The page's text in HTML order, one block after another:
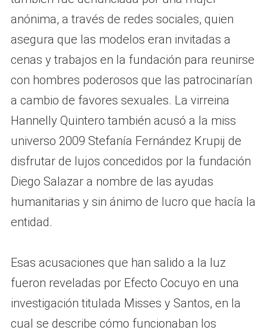
anónima, a través de redes sociales, quien
asegura que las modelos eran invitadas a
cenas y trabajos en la fundación para reunirse
con hombres poderosos que las patrocinarían
a cambio de favores sexuales. La virreina
Hannelly Quintero también acusó a la miss
universo 2009 Stefanía Fernández Krupij de
disfrutar de lujos concedidos por la fundación
Diego Salazar a nombre de las ayudas
humanitarias y sin ánimo de lucro que hacía la
entidad.
Esas acusaciones que han salido a la luz
fueron reveladas por Efecto Cocuyo en una
investigación titulada Misses y Santos, en la
cual se describe cómo funcionaban los